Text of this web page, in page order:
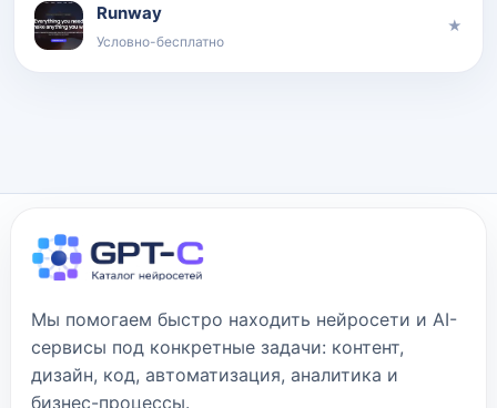
Runway
Условно-бесплатно
★
Мы помогаем быстро находить нейросети и AI-
сервисы под конкретные задачи: контент,
дизайн, код, автоматизация, аналитика и
бизнес-процессы.